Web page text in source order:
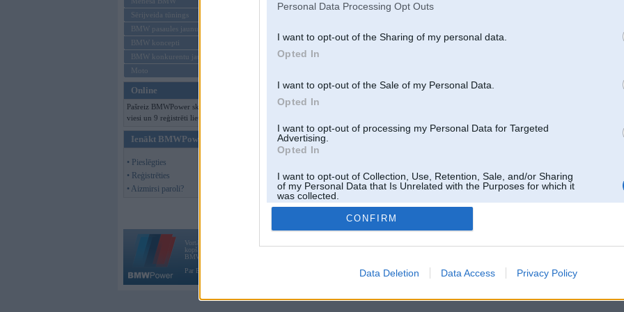
Personal Data Processing Opt Outs
I want to opt-out of the Sharing of my personal data.
Opted In
I want to opt-out of the Sale of my Personal Data.
Opted In
I want to opt-out of processing my Personal Data for Targeted
Advertising.
Opted In
I want to opt-out of Collection, Use, Retention, Sale, and/or Sharing
of my Personal Data that Is Unrelated with the Purposes for which it
was collected.
Opted Out
CONFIRM
Data Deletion Data Access Privacy Policy
Sērijveida tūnings
BMW pasaules jaunumi
BMW koncepti
BMW konkurentu jaunumi
Moto
Online
Pašreiz BMWPower skatās 388
viesi un 9 reģistrēti lietotāji.
Ienākt BMWPower
• Pieslēgties
• Reģistrēties
• Aizmirsi paroli?
Vortāls BMWPower.lv darbojas
kopš 2002. gada 14. maija. Tas nav auto klubs un nav saistīts ar
BMW AG.
Par BMWPower